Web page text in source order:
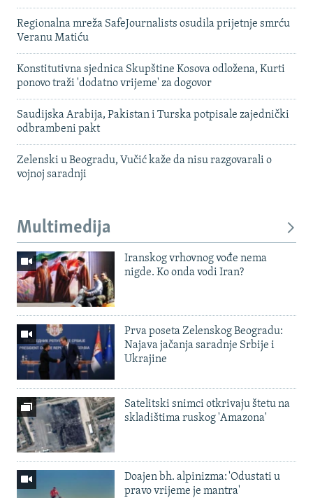
Regionalna mreža SafeJournalists osudila prijetnje smrću
Veranu Matiću
Konstitutivna sjednica Skupštine Kosova odložena, Kurti
ponovo traži 'dodatno vrijeme' za dogovor
Saudijska Arabija, Pakistan i Turska potpisale zajednički
odbrambeni pakt
Zelenski u Beogradu, Vučić kaže da nisu razgovarali o
vojnoj saradnji
Multimedija
Iranskog vrhovnog vođe nema
nigde. Ko onda vodi Iran?
Prva poseta Zelenskog Beogradu:
Najava jačanja saradnje Srbije i
Ukrajine
Satelitski snimci otkrivaju štetu na
skladištima ruskog 'Amazona'
Doajen bh. alpinizma: 'Odustati u
pravo vrijeme je mantra'